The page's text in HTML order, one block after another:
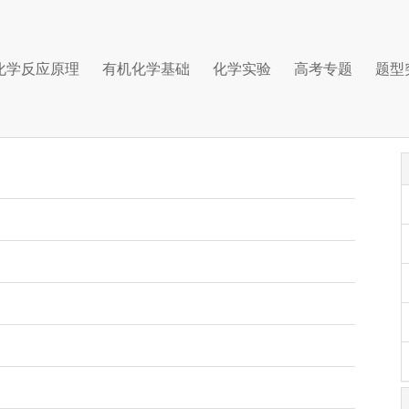
学反应原理 有机化学基础 化学实验 高考专题 题型